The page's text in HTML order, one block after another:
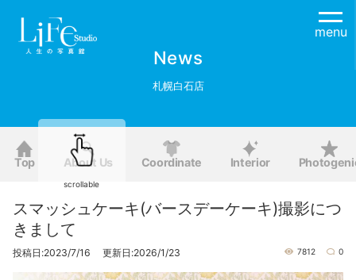
menu
News
札幌白石店
Top About Us Coordinate Interior
スマッシュケーキ(バースデーケーキ)撮影につ
きまして
投稿日:2023/7/16 更新日:2026/1/23 7812 0